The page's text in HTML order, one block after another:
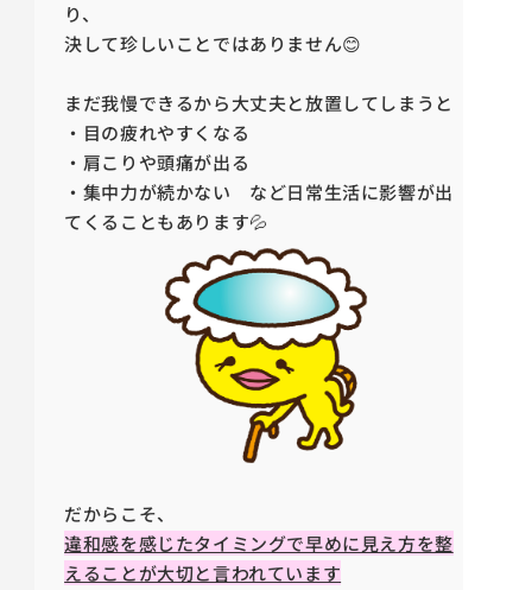
り、
決して珍しいことではありません😊
まだ我慢できるから大丈夫と放置してしまうと
・目の疲れやすくなる
・肩こりや頭痛が出る
・集中力が続かない など日常生活に影響が出
てくることもあります💦
だからこそ、
違和感を感じたタイミングで早めに見え方を整
えることが大切と言われています